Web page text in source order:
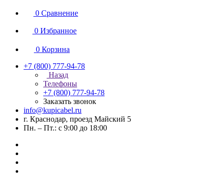
0 Сравнение
0 Избранное
0 Корзина
+7 (800) 777-94-78
Назад
Телефоны
+7 (800) 777-94-78
Заказать звонок
info@kupicabel.ru
г. Краснодар, проезд Майский 5
Пн. – Пт.: с 9:00 до 18:00